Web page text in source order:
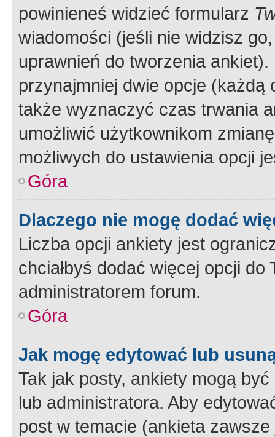
powinieneś widzieć formularz
wiadomości (jeśli nie widzisz
uprawnień do tworzenia
przynajmniej dwie opcje
także wyznaczyć czas trwania
umożliwić użytkownikom
możliwych do ustawienia opcji
Góra
Dlaczego nie mogę dodać
Liczba opcji ankiety jest
chciałbyś dodać więcej opcji
administratorem forum.
Góra
Jak mogę edytować lub
Tak jak posty, ankiety mogą
lub administratora. Aby
post w temacie (ankieta